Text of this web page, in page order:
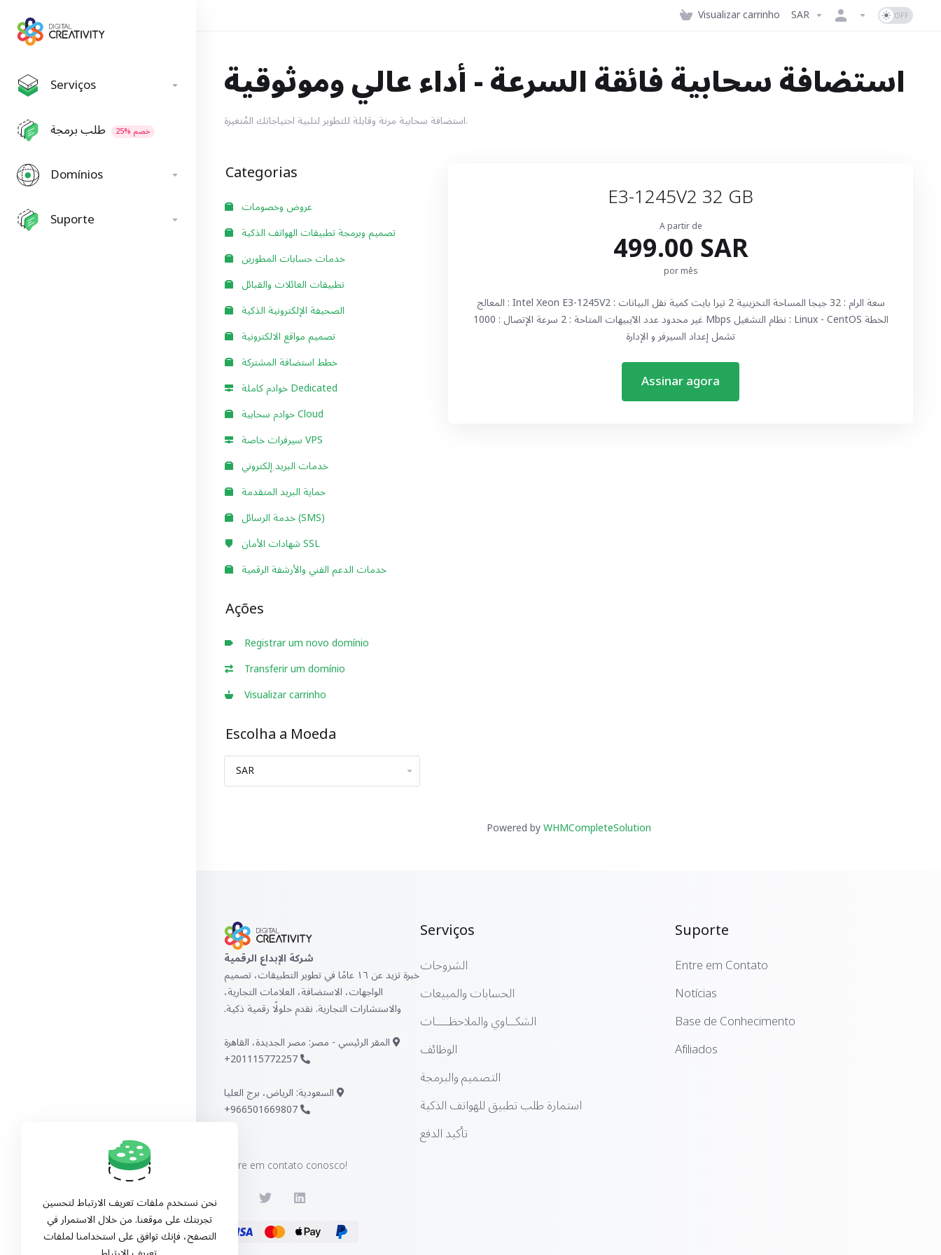
Serviços
طلب برمجة
25% خصم
Domínios
Suporte
Visualizar carrinho SAR
استضافة سحابية فائقة السرعة - أداء عالي وموثوقية
استضافة سحابية مرنة وقابلة للتطوير لتلبية احتياجاتك المُتغيرة.
Categorias
عروض وخصومات
تصميم وبرمجة تطبيقات الهواتف الذكية
خدمات حسابات المطورين
تطبيقات العائلات والقبائل
الصحيفة الإلكترونية الذكية
تصميم مواقع الالكترونية
خطط استضافة المشتركة
خوادم كاملة Dedicated
خوادم سحابية Cloud
سيرفرات خاصة VPS
خدمات البريد إلكتروني
حماية البريد المتقدمة
خدمة الرسائل (SMS)
شهادات الأمان SSL
خدمات الدعم الفني والأرشفة الرقمية
Ações
Registrar um novo domínio
Transferir um domínio
Visualizar carrinho
Escolha a Moeda
E3-1245V2 32 GB
A partir de
499.00 SAR
por mês
المعالج : Intel Xeon E3-1245V2 سعة الرام : 32 جيجا المساحة التخزينية 2 تيرا بايت كمية نقل البيانات :
غير محدود عدد الآيبيهات المتاحة : 2 سرعة الإتصال : 1000 Mbps نظام التشغيل : Linux - CentOS الخطة
تشمل إعداد السيرفر و الإدارة
Assinar agora
Powered byWHMCompleteSolution
شركة الإبداع الرقمية
خبرة تزيد عن ١٦ عامًا في تطوير التطبيقات، تصميم
الواجهات، الاستضافة، العلامات التجارية،
والاستشارات التجارية. نقدم حلولًا رقمية ذكية.
المقر الرئيسي - مصر: مصر الجديدة، القاهرة
السعودية: الرياض، برج العليا
Entre em contato conosco!
Serviços
الشروحات
الحسابات والمبيعات
الشكــاوي والملاحظــــات
الوظائف
التصميم والبرمجة
استمارة طلب تطبيق للهواتف الذكية
تأكيد الدفع
Suporte
Entre em Contato
Notícias
Base de Conhecimento
Afiliados
نحن نستخدم ملفات تعريف الارتباط لتحسين
تجربتك على موقعنا. من خلال الاستمرار في
التصفح، فإنك توافق على استخدامنا لملفات